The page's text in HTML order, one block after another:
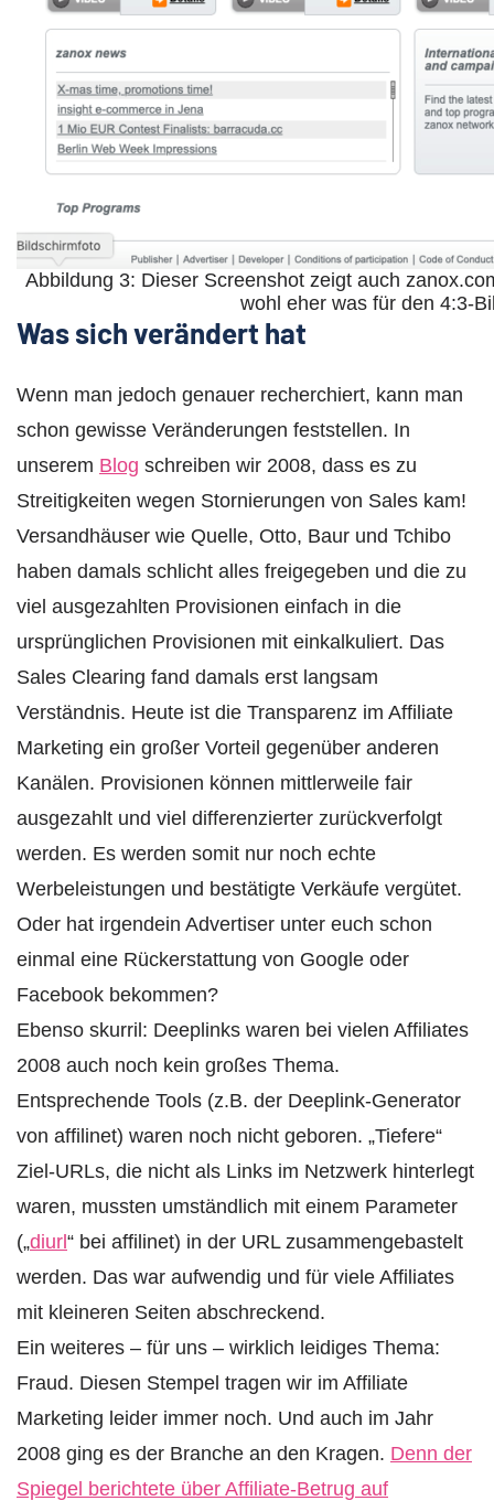
Abbildung 3: Dieser Screenshot zeigt auch
wohl eher was für den 4:3-
Was sich verändert hat
Wenn man jedoch genauer recherchiert, kann man
schon gewisse Veränderungen feststellen. In
unserem Blog schreiben wir 2008, dass es zu
Streitigkeiten wegen Stornierungen von Sales kam!
Versandhäuser wie Quelle, Otto, Baur und Tchibo
haben damals schlicht alles freigegeben und die zu
viel ausgezahlten Provisionen einfach in die
ursprünglichen Provisionen mit einkalkuliert. Das
Sales Clearing fand damals erst langsam
Verständnis. Heute ist die Transparenz im Affiliate
Marketing ein großer Vorteil gegenüber anderen
Kanälen. Provisionen können mittlerweile fair
ausgezahlt und viel differenzierter zurückverfolgt
werden. Es werden somit nur noch echte
Werbeleistungen und bestätigte Verkäufe vergütet.
Oder hat irgendein Advertiser unter euch schon
einmal eine Rückerstattung von Google oder
Facebook bekommen?
Ebenso skurril: Deeplinks waren bei vielen Affiliates
2008 auch noch kein großes Thema.
Entsprechende Tools (z.B. der Deeplink-Generator
von affilinet) waren noch nicht geboren. „Tiefere“
Ziel-URLs, die nicht als Links im Netzwerk hinterlegt
waren, mussten umständlich mit einem Parameter
(„diurl “ bei affilinet) in der URL zusammengebastelt
werden. Das war aufwendig und für viele Affiliates
mit kleineren Seiten abschreckend.
Ein weiteres – für uns – wirklich leidiges Thema:
Fraud. Diesen Stempel tragen wir im Affiliate
Marketing leider immer noch. Und auch im Jahr
2008 ging es der Branche an den Kragen. Denn der
Spiegel berichtete über Affiliate-Betrug auf